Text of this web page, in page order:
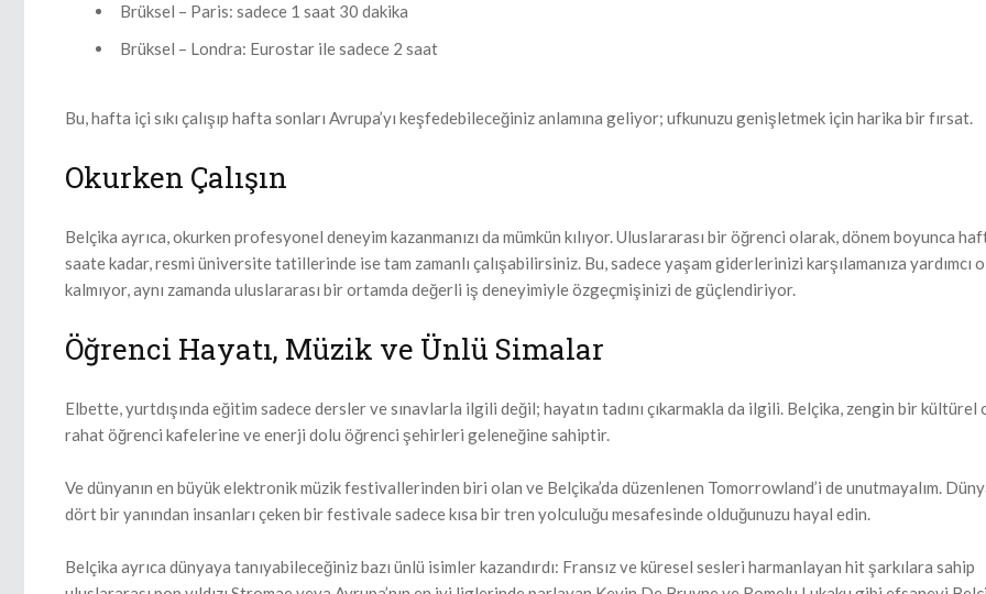
Brüksel – Paris: sadece 1 saat 30 dakika
Brüksel – Londra: Eurostar ile sadece 2 saat
Bu, hafta içi sıkı çalışıp hafta sonları Avrupa’yı keşfedebileceğiniz anlamına geliyor; ufkunuzu genişletmek için harika bir fırsat.
Okurken Çalışın
Belçika ayrıca, okurken profesyonel deneyim kazanmanızı da mümkün kılıyor. Uluslararası bir öğrenci olarak, dönem boyunca
saate kadar, resmi üniversite tatillerinde ise tam zamanlı çalışabilirsiniz. Bu, sadece yaşam giderlerinizi karşılamanıza yardımcı
kalmıyor, aynı zamanda uluslararası bir ortamda değerli iş deneyimiyle özgeçmişinizi de güçlendiriyor.
Öğrenci Hayatı, Müzik ve Ünlü Simalar
Elbette, yurtdışında eğitim sadece dersler ve sınavlarla ilgili değil; hayatın tadını çıkarmakla da ilgili. Belçika, zengin bir kültürel
rahat öğrenci kafelerine ve enerji dolu öğrenci şehirleri geleneğine sahiptir.
Ve dünyanın en büyük elektronik müzik festivallerinden biri olan ve Belçika’da düzenlenen Tomorrowland’i de unutmayalım.
dört bir yanından insanları çeken bir festivale sadece kısa bir tren yolculuğu mesafesinde olduğunuzu hayal edin.
Belçika ayrıca dünyaya tanıyabileceğiniz bazı ünlü isimler kazandırdı: Fransız ve küresel sesleri harmanlayan hit şarkılara sahip